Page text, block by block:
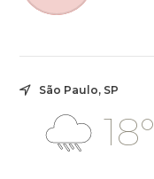
São Paulo, SP
18°